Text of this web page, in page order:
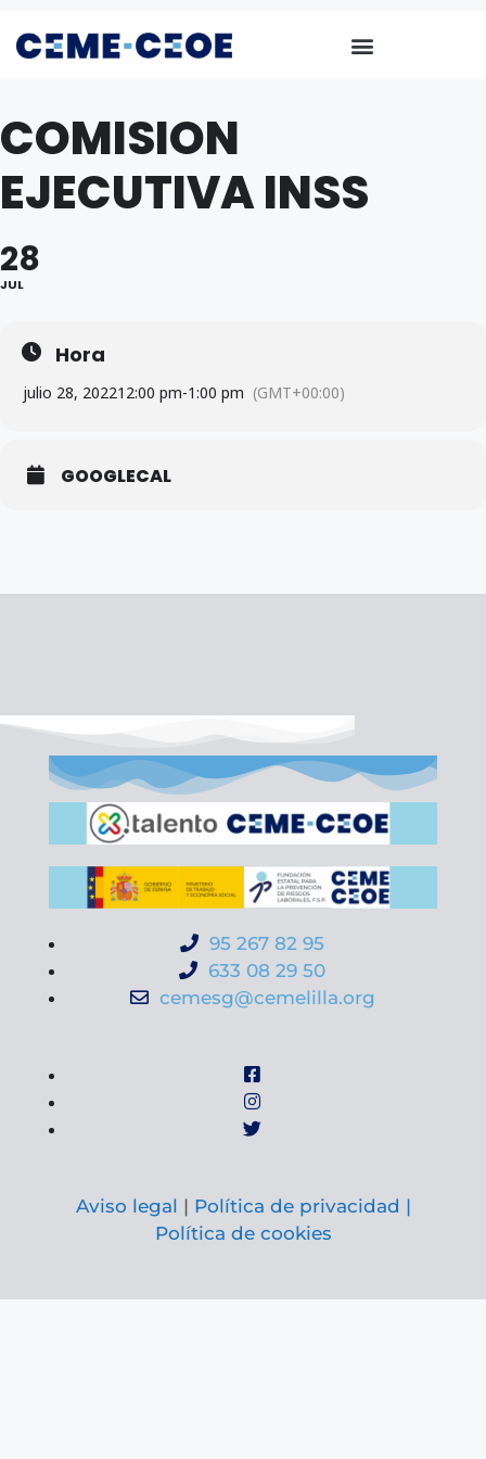
COMISION
EJECUTIVA INSS
28
JUL
Hora
julio 28, 202212:00 pm-1:00 pm (GMT+00:00)
GOOGLECAL
95 267 82 95
633 08 29 50
cemesg@cemelilla.org
Aviso legal | Política de privacidad |
Política de cookies